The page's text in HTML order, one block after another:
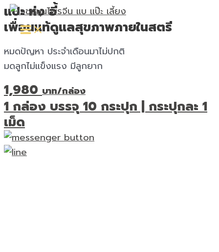
Skip
to
content
Main
Menu
แปะ ห่ง อี้
เพื่อนแท้ดูแลสุขภาพภายในสตรี
หมดปัญหา ประจำเดือนมาไม่ปกติ
มดลูกไม่แข็งแรง มีลูกยาก
1,980บาท/กล่อง
1 กล่อง บรรจุ 10 กระปุก | กระปุกละ 1
เม็ด